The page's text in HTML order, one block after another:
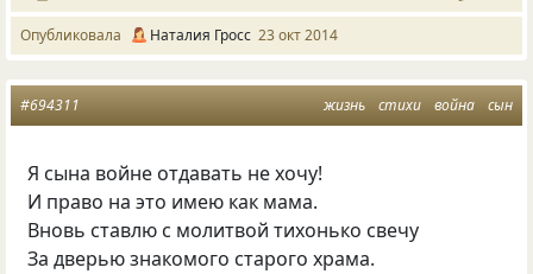
Опубликовала Наталия Гросс 23 окт 2014
жизнь стихи война сын
#694311
Я сына войне отдавать не хочу!
И право на это имею как мама.
Вновь ставлю с молитвой тихонько свечу
За дверью знакомого старого храма.